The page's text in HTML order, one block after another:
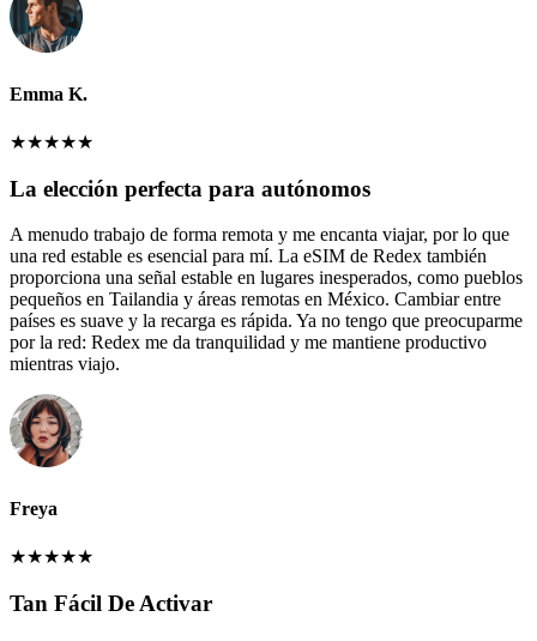
Emma K.
★★★★★
La elección perfecta para autónomos
A menudo trabajo de forma remota y me encanta viajar, por lo que
una red estable es esencial para mí. La eSIM de Redex también
proporciona una señal estable en lugares inesperados, como pueblos
pequeños en Tailandia y áreas remotas en México. Cambiar entre
países es suave y la recarga es rápida. Ya no tengo que preocuparme
por la red: Redex me da tranquilidad y me mantiene productivo
mientras viajo.
Freya
★★★★★
Tan Fácil De Activar